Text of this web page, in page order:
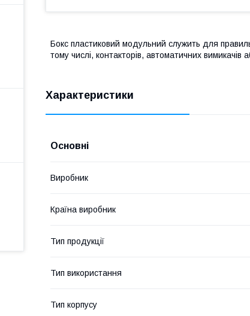
Бокс пластиковий модульний служить для
тому числі, контакторів, автоматичних вимикачів
Характеристики
Основні
Виробник
Країна виробник
Тип продукції
Тип використання
Тип корпусу